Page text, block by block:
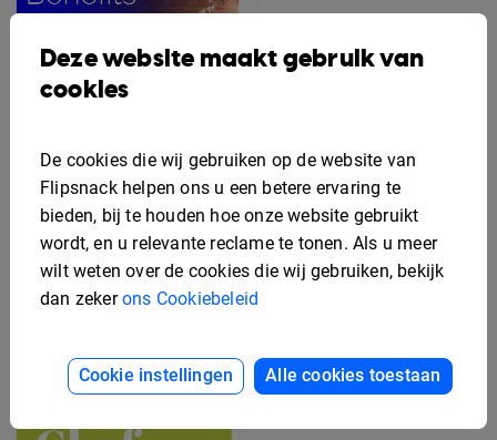
Bewerkbaar Secundaire
Arbeidsvoorwaarden
Flyer Sjabloon
Gratis Rek Kaart
Ontwerp Sjabloon
Deze website maakt gebruik van
cookies
De cookies die wij gebruiken op de website van
Flipsnack helpen ons u een betere ervaring te
bieden, bij te houden hoe onze website gebruikt
wordt, en u relevante reclame te tonen. Als u meer
wilt weten over de cookies die wij gebruiken, bekijk
dan zekerons Cookiebeleid
Cookie instellingen Alle cookies toestaan